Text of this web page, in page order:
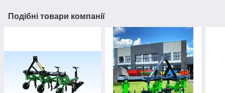
Подібні товари компанії